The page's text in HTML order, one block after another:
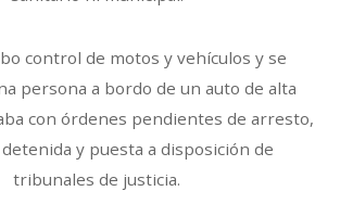
control de motos y vehículos y se
persona a bordo de un auto de alta
con órdenes pendientes de arresto,
detenida y puesta a disposición de
tribunales de justicia.